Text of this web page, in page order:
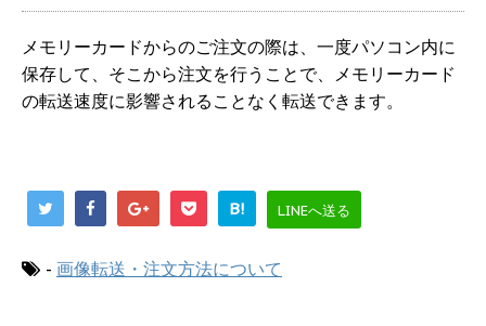
メモリーカードからのご注文の際は、一度パソコン内に
保存して、そこから注文を行うことで、メモリーカード
の転送速度に影響されることなく転送できます。
B! LINEへ送る
- 画像転送・注文方法について